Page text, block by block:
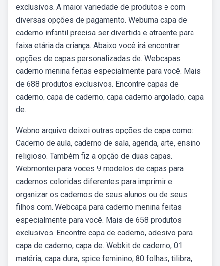
exclusivos. A maior variedade de produtos e com
diversas opções de pagamento. Webuma capa de
caderno infantil precisa ser divertida e atraente para
faixa etária da criança. Abaixo você irá encontrar
opções de capas personalizadas de. Webcapas
caderno menina feitas especialmente para você. Mais
de 688 produtos exclusivos. Encontre capas de
caderno, capa de caderno, capa caderno argolado, capa
de.
Webno arquivo deixei outras opções de capa como:
Caderno de aula, caderno de sala, agenda, arte, ensino
religioso. Também fiz a opção de duas capas.
Webmontei para vocês 9 modelos de capas para
cadernos coloridas diferentes para imprimir e
organizar os cadernos de seus alunos ou de seus
filhos com. Webcapa para caderno menina feitas
especialmente para você. Mais de 658 produtos
exclusivos. Encontre capa de caderno, adesivo para
capa de caderno, capa de. Webkit de caderno, 01
matéria, capa dura, spice feminino, 80 folhas, tilibra,